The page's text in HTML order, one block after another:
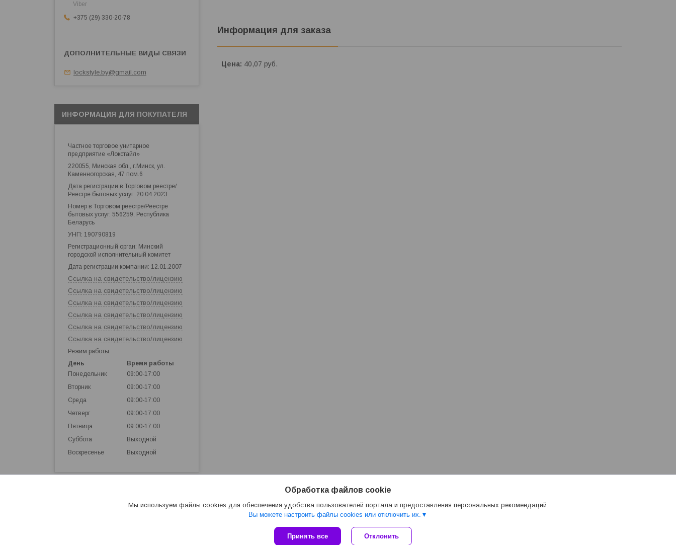
Информация для заказа
Цена: 40,07 руб.
Viber
+375 (29) 330-20-78
lockstyle.by@gmail.com
ИНФОРМАЦИЯ ДЛЯ ПОКУПАТЕЛЯ
Частное торговое унитарное
предприятие «Локстайл»
220055, Минская обл., г.Минск, ул.
Каменногорская, 47 пом.6
Дата регистрации в Торговом реестре/
Реестре бытовых услуг: 20.04.2023
Номер в Торговом реестре/Реестре
бытовых услуг: 556259, Республика
Беларусь
УНП: 190790819
Регистрационный орган: Минский
городской исполнительный комитет
Дата регистрации компании: 12.01.2007
Ссылка на свидетельство/лицензию
Ссылка на свидетельство/лицензию
Ссылка на свидетельство/лицензию
Ссылка на свидетельство/лицензию
Ссылка на свидетельство/лицензию
Ссылка на свидетельство/лицензию
Режим работы:
День
Время работы
Понедельник
09:00-17:00
Вторник
09:00-17:00
Среда
09:00-17:00
Четверг
09:00-17:00
Пятница
09:00-17:00
Суббота
Выходной
Воскресенье
Выходной
Сайт создан на платформе Deal.by
Политика обработки файлов cookies
Обработка файлов cookie
Мы используем файлы cookies для обеспечения удобства пользователей портала и предоставления персональных рекомендаций.
Вы можете настроить файлы cookies или отключить их.
Принять все Отклонить